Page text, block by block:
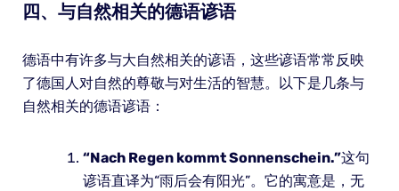
四、与自然相关的德语谚语
德语中有许多与大自然相关的谚语，这些谚语常常反映
了德国人对自然的尊敬与对生活的智慧。以下是几条与
自然相关的德语谚语：
“Nach Regen kommt Sonnenschein.”这句
谚语直译为“雨后会有阳光”。它的寓意是，无